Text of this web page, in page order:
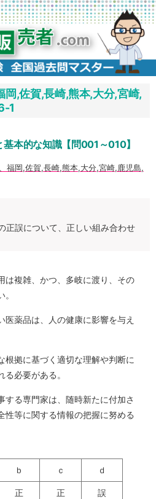
,佐賀,長崎,熊本,大分,宮崎,
1
本的な知識【問001～010】
福岡,佐賀,長崎,熊本,大分,宮崎,鹿児島,
正誤について、正しい組み合わせ
は複雑、かつ、多岐に渡り、その
医薬品は、人の健康に影響を与え
根拠に基づく適切な理解や判断に
必要がある。
する専門家は、随時新たに付加さ
性等に関する情報の把握に努める
ｂ ｃ ｄ
正 正 誤